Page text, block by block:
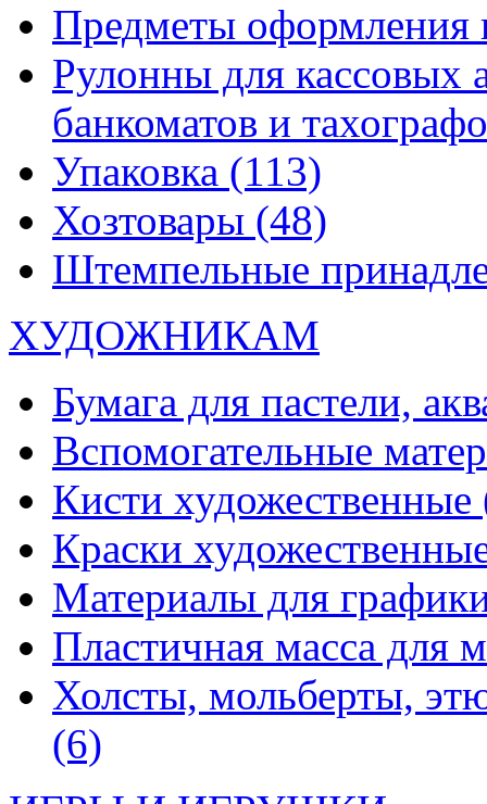
Предметы оформления
Рулонны для кассовых
банкоматов и
Упаковка (113)
Хозтовары (48)
Штемпельные
ХУДОЖНИКАМ
Бумага для пастели,
Вспомогательные
Кисти художественные
Краски
Материалы для
Пластичная масса для
Холсты, мольберты,
(6)